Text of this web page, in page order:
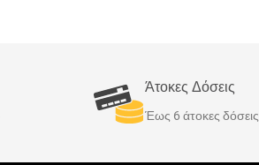
Άτοκες Δόσεις
Έως 6 άτοκες δόσεις